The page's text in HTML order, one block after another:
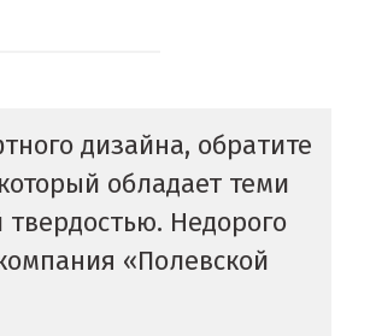
дизайна, обратите
обладает теми
Недорого
«Полевской